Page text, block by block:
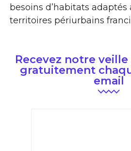
besoins d’habitats
territoires périurbains
Recevez notre
gratuitement
email